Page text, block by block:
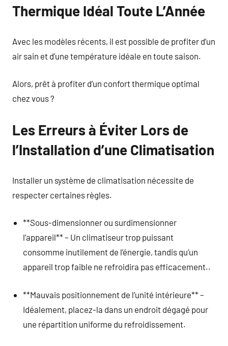
Thermique Idéal Toute L’Année
Avec les modèles récents, il est possible de profiter d’un
air sain et d’une température idéale en toute saison.
Alors, prêt à profiter d’un confort thermique optimal
chez vous ?
Les Erreurs à Éviter Lors de
l’Installation d’une Climatisation
Installer un système de climatisation nécessite de
respecter certaines règles.
**Sous-dimensionner ou surdimensionner
l’appareil** – Un climatiseur trop puissant
consomme inutilement de l’énergie, tandis qu’un
appareil trop faible ne refroidira pas efficacement..
**Mauvais positionnement de l’unité intérieure** –
Idéalement, placez-la dans un endroit dégagé pour
une répartition uniforme du refroidissement.